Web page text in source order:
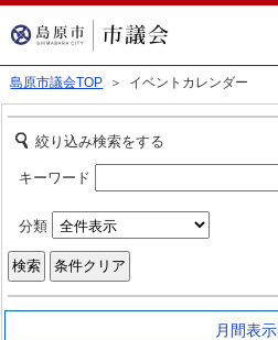
島原市議会TOP ＞ イベントカレンダー
絞り込み検索をする
キーワード
分類
月間表示